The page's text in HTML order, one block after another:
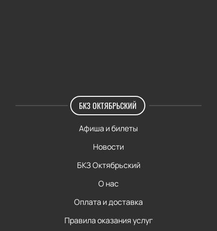
БКЗ ОКТЯБРЬСКИЙ
Афиша и билеты
Новости
БКЗ Октябрьский
О нас
Оплата и доставка
Правила оказания услуг